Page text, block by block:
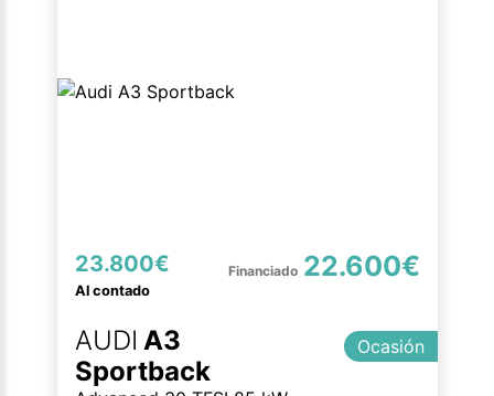
23.800€
Al contado
22.600€
AUDI A3
Sportback
Ocasión